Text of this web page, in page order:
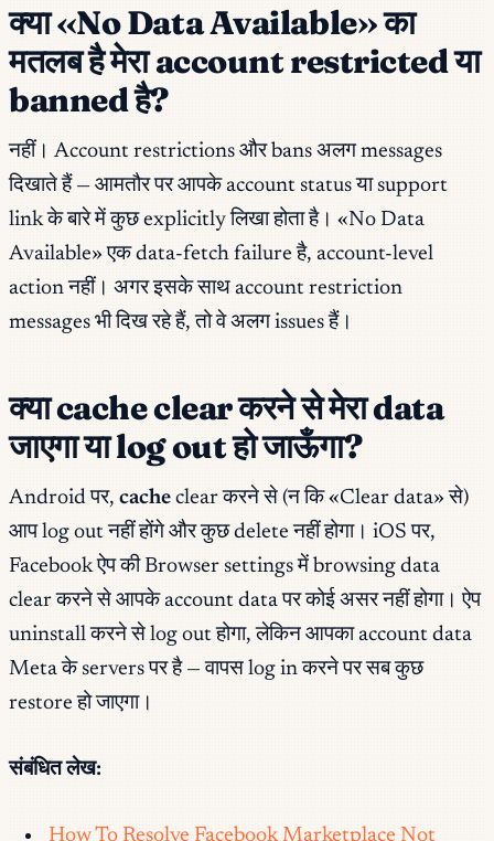
क्या «No Data Available» का
मतलब है मेरा account restricted या
banned है?
नहीं। Account restrictions और bans अलग messages
दिखाते हैं — आमतौर पर आपके account status या support
link के बारे में कुछ explicitly लिखा होता है। «No Data
Available» एक data-fetch failure है, account-level
action नहीं। अगर इसके साथ account restriction
messages भी दिख रहे हैं, तो वे अलग issues हैं।
क्या cache clear करने से मेरा data
जाएगा या log out हो जाऊँगा?
Android पर, cache clear करने से (न कि «Clear data» से)
आप log out नहीं होंगे और कुछ delete नहीं होगा। iOS पर,
Facebook ऐप की Browser settings में browsing data
clear करने से आपके account data पर कोई असर नहीं होगा। ऐप
uninstall करने से log out होगा, लेकिन आपका account data
Meta के servers पर है — वापस log in करने पर सब कुछ
restore हो जाएगा।
संबंधित लेख:
How To Resolve Facebook Marketplace Not